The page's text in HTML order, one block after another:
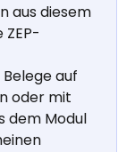
aus diesem
auf
oder mit
dem Modul